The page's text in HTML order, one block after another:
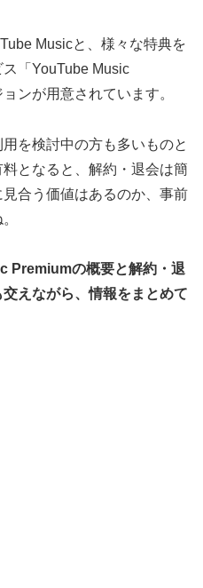
Musicと、様々な特典を
「YouTube Music
ンが用意されています。
を検討中の方も多いものと
となると、解約・退会は簡
合う価値はあるのか、事前
Premiumの概要と解約・退
えながら、情報をまとめて